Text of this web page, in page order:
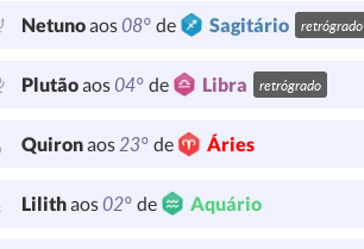
Netunoaos08° de Sagitário retrógrado
Plutãoaos04° de Libra retrógrado
Quironaos23° de Áries
Lilithaos02° de Aquário